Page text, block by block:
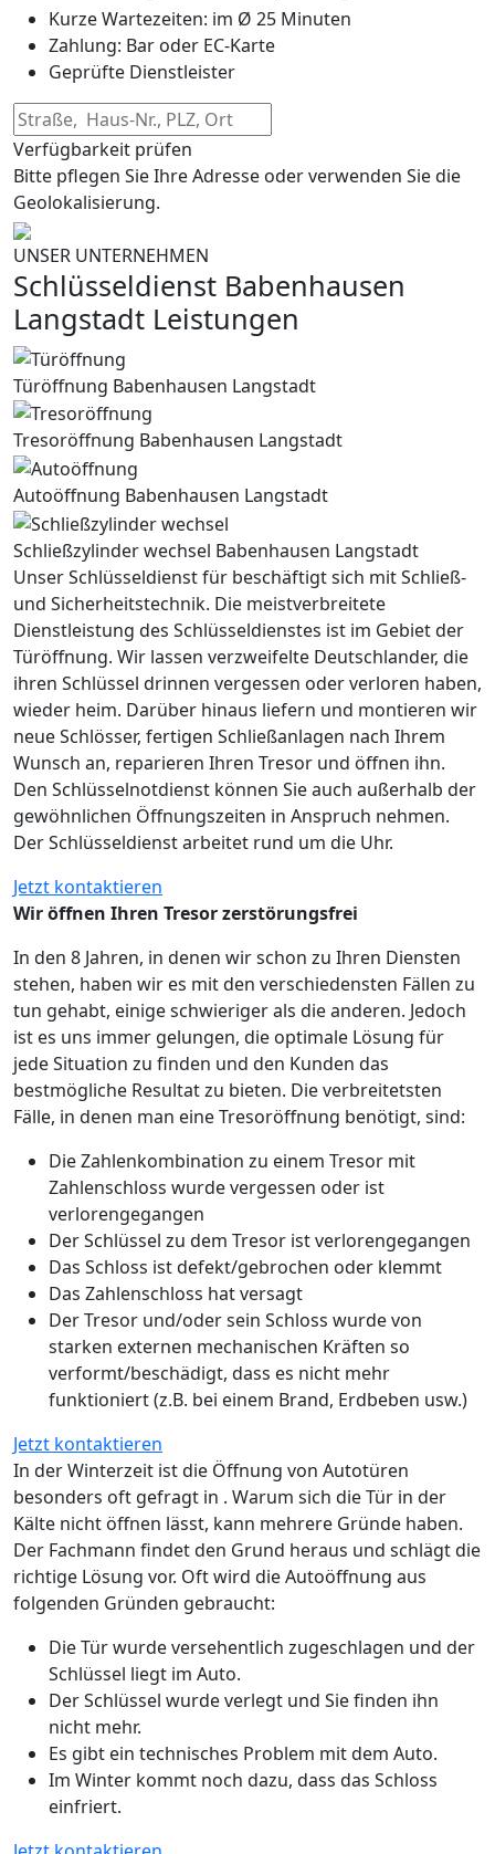
Kurze Wartezeiten: im Ø 25 Minuten
Zahlung: Bar oder EC-Karte
Geprüfte Dienstleister
Verfügbarkeit prüfen
Bitte pflegen Sie Ihre Adresse oder verwenden Sie die
Geolokalisierung.
UNSER UNTERNEHMEN
Schlüsseldienst Babenhausen
Langstadt Leistungen
Türöffnung Babenhausen Langstadt
Tresoröffnung Babenhausen Langstadt
Autoöffnung Babenhausen Langstadt
Schließzylinder wechsel Babenhausen Langstadt
Unser Schlüsseldienst für beschäftigt sich mit Schließ-
und Sicherheitstechnik. Die meistverbreitete
Dienstleistung des Schlüsseldienstes ist im Gebiet der
Türöffnung. Wir lassen verzweifelte Deutschlander, die
ihren Schlüssel drinnen vergessen oder verloren haben,
wieder heim. Darüber hinaus liefern und montieren wir
neue Schlösser, fertigen Schließanlagen nach Ihrem
Wunsch an, reparieren Ihren Tresor und öffnen ihn.
Den Schlüsselnotdienst können Sie auch außerhalb der
gewöhnlichen Öffnungszeiten in Anspruch nehmen.
Der Schlüsseldienst arbeitet rund um die Uhr.
Jetzt kontaktieren
Wir öffnen Ihren Tresor zerstörungsfrei
In den 8 Jahren, in denen wir schon zu Ihren Diensten
stehen, haben wir es mit den verschiedensten Fällen zu
tun gehabt, einige schwieriger als die anderen. Jedoch
ist es uns immer gelungen, die optimale Lösung für
jede Situation zu finden und den Kunden das
bestmögliche Resultat zu bieten. Die verbreitetsten
Fälle, in denen man eine Tresoröffnung benötigt, sind:
Die Zahlenkombination zu einem Tresor mit
Zahlenschloss wurde vergessen oder ist
verlorengegangen
Der Schlüssel zu dem Tresor ist verlorengegangen
Das Schloss ist defekt/gebrochen oder klemmt
Das Zahlenschloss hat versagt
Der Tresor und/oder sein Schloss wurde von
starken externen mechanischen Kräften so
verformt/beschädigt, dass es nicht mehr
funktioniert (z.B. bei einem Brand, Erdbeben usw.)
Jetzt kontaktieren
In der Winterzeit ist die Öffnung von Autotüren
besonders oft gefragt in . Warum sich die Tür in der
Kälte nicht öffnen lässt, kann mehrere Gründe haben.
Der Fachmann findet den Grund heraus und schlägt die
richtige Lösung vor. Oft wird die Autoöffnung aus
folgenden Gründen gebraucht:
Die Tür wurde versehentlich zugeschlagen und der
Schlüssel liegt im Auto.
Der Schlüssel wurde verlegt und Sie finden ihn
nicht mehr.
Es gibt ein technisches Problem mit dem Auto.
Im Winter kommt noch dazu, dass das Schloss
einfriert.